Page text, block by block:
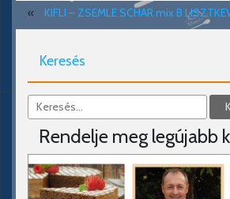
« KIFLI – ZSEMLE SCHAR mix B
Keresés
Rendelje meg legújabb